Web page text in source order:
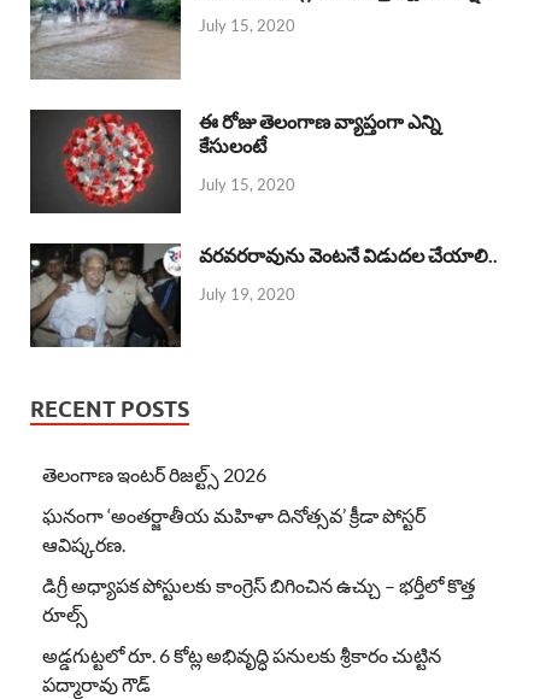
July 15, 2020
ఈ రోజు తెలంగాణ వ్యాప్తంగా ఎన్ని
కేసులంటే
July 15, 2020
వరవరరావును వెంటనే విడుదల చేయాలి..
July 19, 2020
RECENT POSTS
తెలంగాణ ఇంటర్ రిజల్ట్స్ 2026
ఘనంగా ‘అంతర్జాతీయ మహిళా దినోత్సవ’ క్రీడా పోస్టర్
ఆవిష్కరణ.
డిగ్రీ అధ్యాపక పోస్టులకు కాంగ్రెస్ బిగించిన ఉచ్చు – భర్తీలో కొత్త
రూల్స్
అడ్డగుట్టలో రూ. 6 కోట్ల అభివృద్ధి పనులకు శ్రీకారం చుట్టిన
పద్మారావు గౌడ్